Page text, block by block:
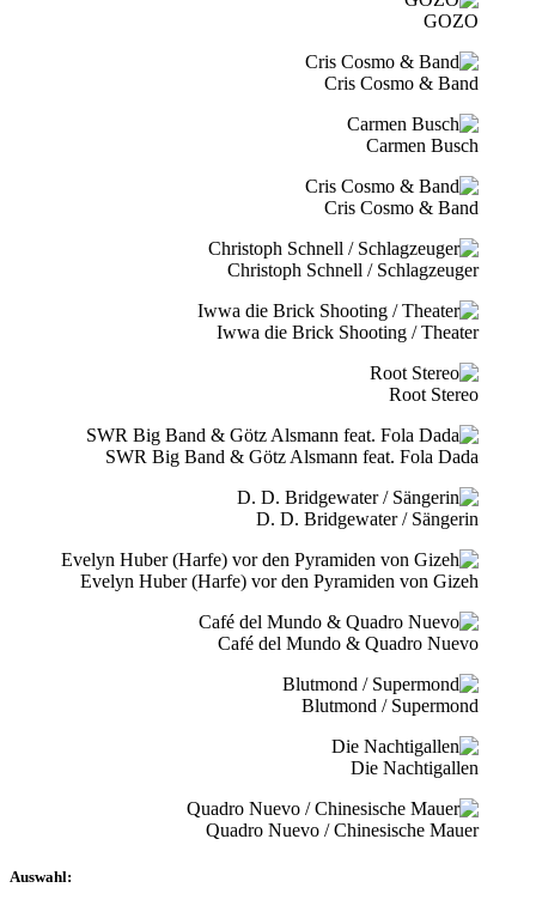
GOZO
Cris Cosmo & Band
Carmen Busch
Cris Cosmo & Band
Christoph Schnell / Schlagzeuger
Iwwa die Brick Shooting / Theater
Root Stereo
SWR Big Band & Götz Alsmann feat. Fola Dada
D. D. Bridgewater / Sängerin
Evelyn Huber (Harfe) vor den Pyramiden von Gizeh
Café del Mundo & Quadro Nuevo
Blutmond / Supermond
Die Nachtigallen
Quadro Nuevo / Chinesische Mauer
Auswahl: